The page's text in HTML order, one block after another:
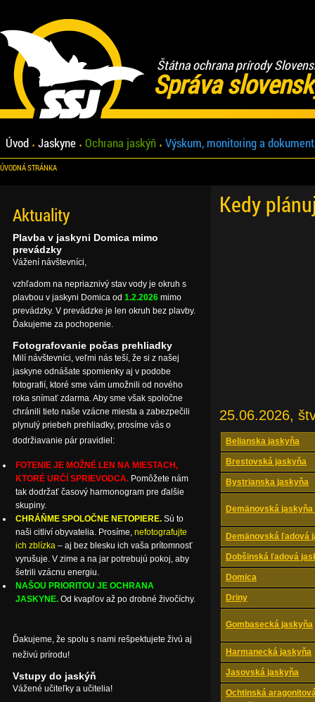
Štátna ochrana prírody
Správa
Úvod Jaskyne Ochrana jaskýň Výskum, monitoring a
ÚVODNÁ STRÁNKA
Kedy
25.06.2026,
Belianska jaskyňa
Brestovská jaskyňa
Bystrianska jaskyňa
Demänovská
Demänovská ľadová
Dobšinská ľadová
Domica
Driny
Gombasecká jaskyňa
Harmanecká jaskyňa
Jasovská jaskyňa
Ochtinská
Aktuality
Plavba v jaskyni Domica mimo
prevádzky
Vážení návštevníci,
vzhľadom na nepriaznivý stav vody je okruh s
plavbou v jaskyni Domica od 1.2.2026 mimo
prevádzky. V prevádzke je len okruh bez plavby.
Ďakujeme za pochopenie.
Fotografovanie počas prehliadky
Milí návštevníci, veľmi nás teší, že si z našej
jaskyne odnášate spomienky aj v podobe
fotografií, ktoré sme vám umožnili od nového
roka snímať zdarma. Aby sme však spoločne
chránili tieto naše vzácne miesta a zabezpečili
plynulý priebeh prehliadky, prosíme vás o
dodržiavanie pár pravidiel:
FOTENIE JE MOŽNÉ LEN NA MIESTACH,
KTORÉ URČÍ SPRIEVODCA. Pomôžete nám
tak dodržať časový harmonogram pre ďalšie
skupiny.
CHRÁŇME SPOLOČNE NETOPIERE. Sú to
naši citliví obyvatelia. Prosíme, nefotografujte
ich zblízka – aj bez blesku ich vaša prítomnosť
vyrušuje. V zime a na jar potrebujú pokoj, aby
šetrili vzácnu energiu.
NAŠOU PRIORITOU JE OCHRANA
JASKYNE. Od kvapľov až po drobné živočíchy.
Ďakujeme, že spolu s nami rešpektujete živú aj
neživú prírodu!
Vstupy do jaskýň
Vážené učiteľky a učitelia!